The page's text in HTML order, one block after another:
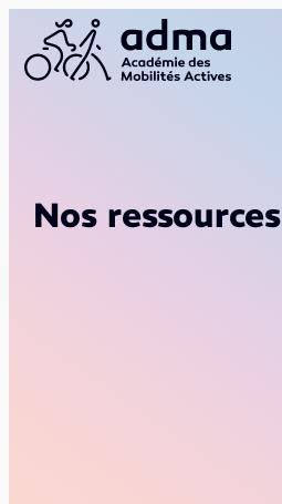
Nos ressources